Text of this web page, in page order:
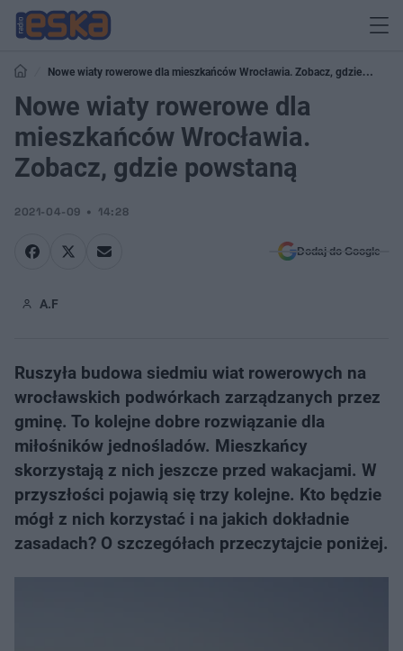
Nowe wiaty rowerowe dla mieszkańców Wrocławia. Zobacz, gdzie
powstaną
Nowe wiaty rowerowe dla
mieszkańców Wrocławia.
Zobacz, gdzie powstaną
2021-04-09 14:28
Dodaj do Google
A.F
Ruszyła budowa siedmiu wiat rowerowych na
wrocławskich podwórkach zarządzanych przez
gminę. To kolejne dobre rozwiązanie dla
miłośników jednośladów. Mieszkańcy
skorzystają z nich jeszcze przed wakacjami. W
przyszłości pojawią się trzy kolejne. Kto będzie
mógł z nich korzystać i na jakich dokładnie
zasadach? O szczegółach przeczytajcie poniżej.